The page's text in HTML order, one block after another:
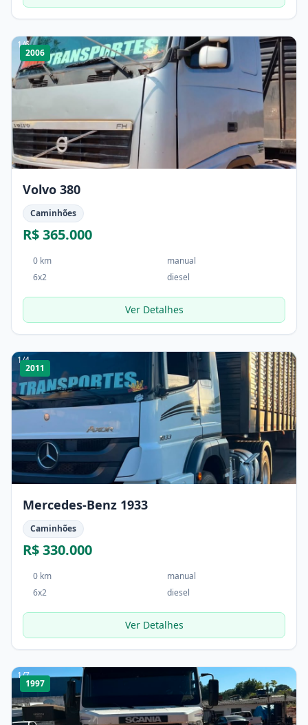
1/6
2006
Volvo 380
Caminhões
R$ 365.000
0 km
manual
6x2
diesel
Ver Detalhes
1/4
2011
Mercedes-Benz 1933
Caminhões
R$ 330.000
0 km
manual
6x2
diesel
Ver Detalhes
1/7
1997